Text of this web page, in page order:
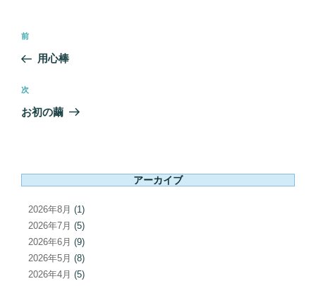
ナ
ビ
ー
ン
前
の
稿
前
用心棒
次
の
次
お初の繭
アーカイブ
2026年8月 (1)
2026年7月 (5)
2026年6月 (9)
2026年5月 (8)
2026年4月 (5)